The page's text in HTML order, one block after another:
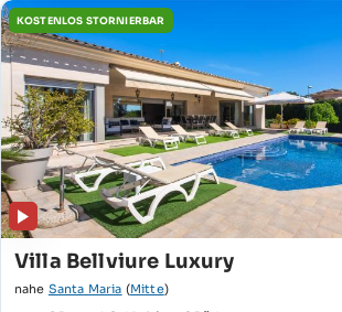
KOSTENLOS STORNIERBAR
Villa Bellviure Luxury
nahe Santa Maria (Mitte)